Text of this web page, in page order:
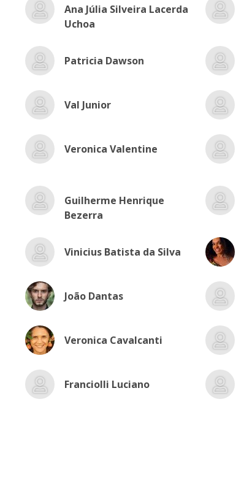
Ana Júlia Silveira Lacerda
Uchoa
Patricia Dawson
Val Junior
Veronica Valentine
Guilherme Henrique
Bezerra
Vinicius Batista da Silva
João Dantas
Veronica Cavalcanti
Franciolli Luciano